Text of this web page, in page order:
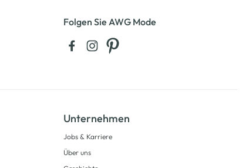
Folgen Sie AWG Mode
Unternehmen
Jobs & Karriere
Über uns